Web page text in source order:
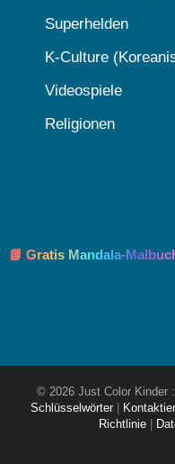
Superhelden
K-Culture
Videospiele
Religionen
📘 Gratis Mandala-
© 2026 Just Color Kinder
Schlüsselwörter
Richtlinie